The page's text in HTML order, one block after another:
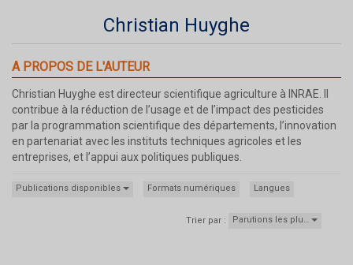
Christian Huyghe
A PROPOS DE L'AUTEUR
Christian Huyghe est directeur scientifique agriculture à INRAE. Il
contribue à la réduction de l’usage et de l’impact des pesticides
par la programmation scientifique des départements, l’innovation
en partenariat avec les instituts techniques agricoles et les
entreprises, et l’appui aux politiques publiques.
Publications disponibles Formats numériques Langues
Trier par : Parutions les plu…